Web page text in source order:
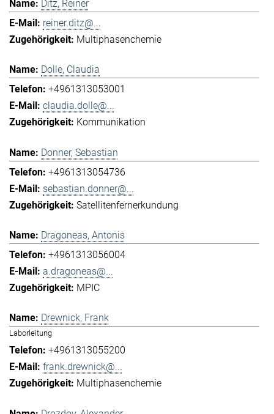
Ditz, Reiner
reiner.ditz@...
Multiphasenchemie
Dolle, Claudia
+4961313053001
claudia.dolle@...
Kommunikation
Donner, Sebastian
+4961313054736
sebastian.donner@...
Satellitenfernerkundung
Dragoneas, Antonis
+4961313056004
a.dragoneas@...
MPIC
Drewnick, Frank
Laborleitung
+4961313055200
frank.drewnick@...
Multiphasenchemie